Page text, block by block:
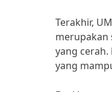
Terakhir,
merupakan
yang cerah.
yang